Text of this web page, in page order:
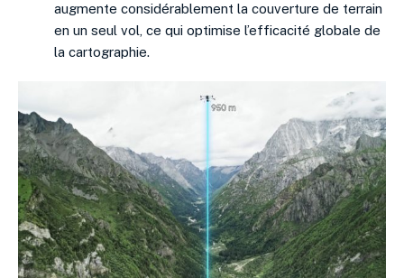
augmente considérablement la couverture de terrain
en un seul vol, ce qui optimise l’efficacité globale de
la cartographie.